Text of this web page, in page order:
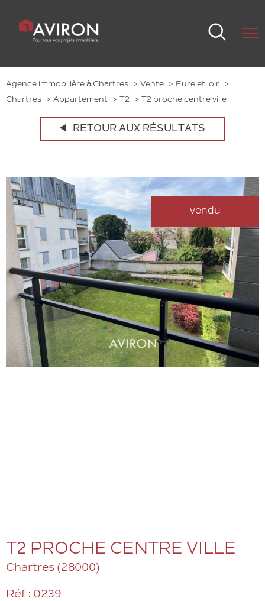
Agence immobilière à Chartres Vente
Eure et loir
Chartres
Appartement T2 T2 proche centre ville
RETOUR AUX RÉSULTATS
vendu
T2 PROCHE CENTRE VILLE
Chartres (28000)
Réf : 0239